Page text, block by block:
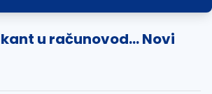
u računovod... Novi